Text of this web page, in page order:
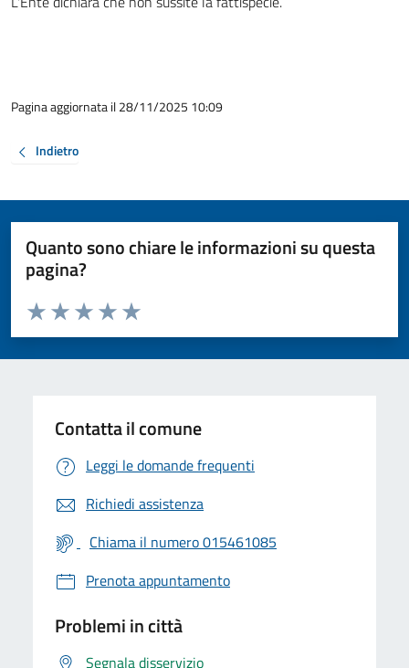
Pagina aggiornata il 28/11/2025 10:09
Indietro
Quanto sono chiare le informazioni su questa
pagina?
Valuta da 1 a 5 stelle la pagina
Valuta 5 stelle su 5
Valuta 4 stelle su 5
Valuta 3 stelle su 5
Valuta 2 stelle su 5
Valuta 1 stelle su 5
Contatta il comune
Leggi le domande frequenti
Richiedi assistenza
Chiama il numero 015461085
Prenota appuntamento
Problemi in città
Segnala disservizio